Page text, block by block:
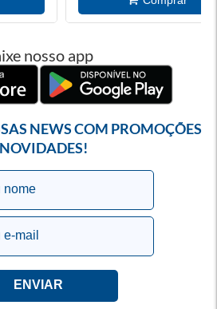
nosso app
NEWS COM PROMOÇÕES